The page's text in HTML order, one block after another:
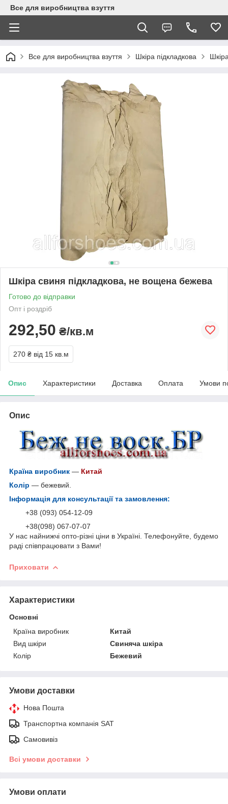
Все для виробництва взуття
Все для виробництва взуття Шкіра підкладкова
Шкіра свиня підкладкова, не вощена бежева
Готово до відправки
Опт і роздріб
292,50 ₴/кв.м
270 ₴ від 15 кв.м
Опис Характеристики Доставка Оплата Умови
Опис
Країна виробник — Китай
Колір — бежевий.
Інформація для консультації та замовлення:
+38 (093) 054-12-09
+38(098) 067-07-07
У нас найнижчі опто-різні ціни в Україні. Телефонуйте, будемо
раді співпрацювати з Вами!
Приховати
Характеристики
Основні
Країна виробник
Китай
Вид шкіри
Свиняча шкіра
Колір
Бежевий
Умови доставки
Нова Пошта
Транспортна компанія SAT
Самовивіз
Всі умови доставки
Умови оплати